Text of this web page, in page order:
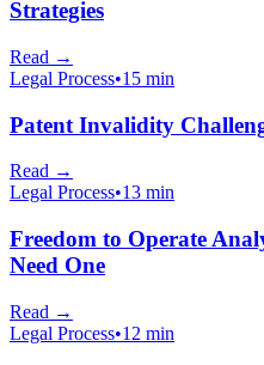
Strategies
Read →
Legal Process•15 min
Patent Invalidity
Read →
Legal Process•13 min
Freedom to Operate
Need One
Read →
Legal Process•12 min